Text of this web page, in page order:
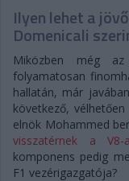
Ilyen lehet a
Domenicali
Miközben még
folyamatosan
hallatán, már
következő,
elnök Mohammed
visszatérnek a
komponens pedig
F1 vezérigazgatója?